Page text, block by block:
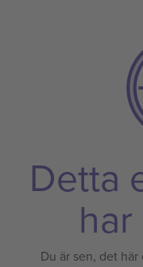
Detta
Du är sen, det